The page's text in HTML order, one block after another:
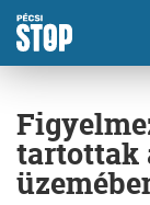
tartottak